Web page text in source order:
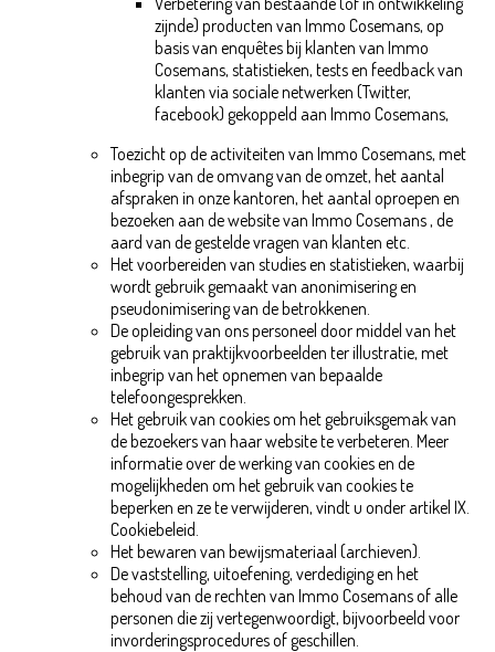
zijnde) producten van Immo Cosemans, op
basis van enquêtes bij klanten van Immo
Cosemans, statistieken, tests en feedback van
klanten via sociale netwerken (Twitter,
facebook) gekoppeld aan Immo Cosemans,
Toezicht op de activiteiten van Immo Cosemans, met
inbegrip van de omvang van de omzet, het aantal
afspraken in onze kantoren, het aantal oproepen en
bezoeken aan de website van Immo Cosemans , de
aard van de gestelde vragen van klanten etc.
Het voorbereiden van studies en statistieken, waarbij
wordt gebruik gemaakt van anonimisering en
pseudonimisering van de betrokkenen.
De opleiding van ons personeel door middel van het
gebruik van praktijkvoorbeelden ter illustratie, met
inbegrip van het opnemen van bepaalde
telefoongesprekken.
Het gebruik van cookies om het gebruiksgemak van
de bezoekers van haar website te verbeteren. Meer
informatie over de werking van cookies en de
mogelijkheden om het gebruik van cookies te
beperken en ze te verwijderen, vindt u onder artikel IX.
Cookiebeleid.
Het bewaren van bewijsmateriaal (archieven).
De vaststelling, uitoefening, verdediging en het
behoud van de rechten van Immo Cosemans of alle
personen die zij vertegenwoordigt, bijvoorbeeld voor
invorderingsprocedures of geschillen.